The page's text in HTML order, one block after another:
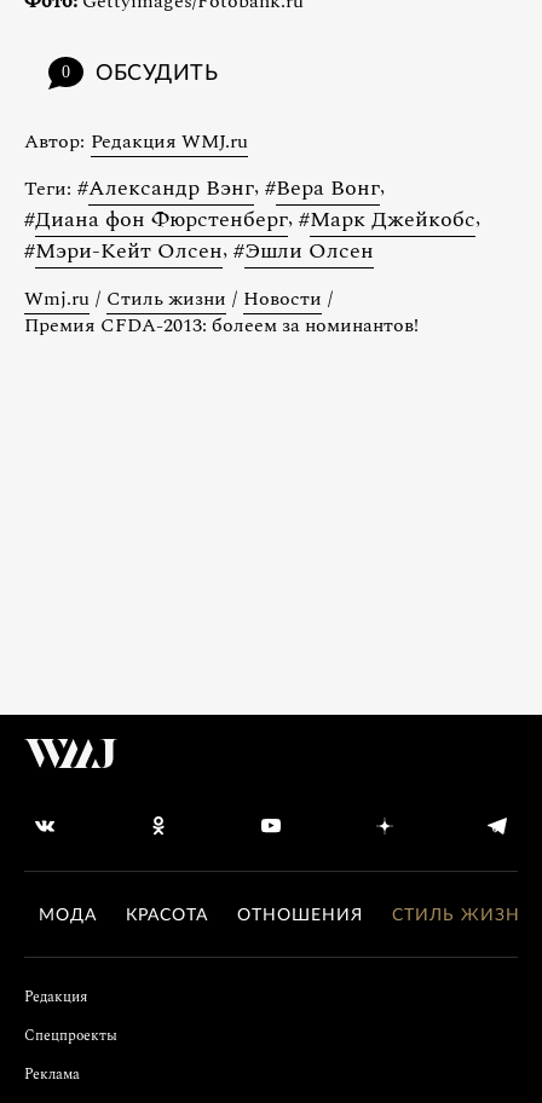
0 ОБСУДИТЬ
Автор: Редакция WMJ.ru
Теги: #Александр Вэнг, #Вера Вонг,
#Диана фон Фюрстенберг, #Марк Джейкобс,
#Мэри-Кейт Олсен, #Эшли Олсен
Wmj.ru / Стиль жизни / Новости /
Премия CFDA-2013: болеем за номинантов!
МОДА КРАСОТА ОТНОШЕНИЯ СТИЛЬ ЖИЗНИ
Редакция
Спецпроекты
Реклама